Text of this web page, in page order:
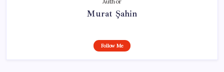
Author
Murat Şahin
Follow Me